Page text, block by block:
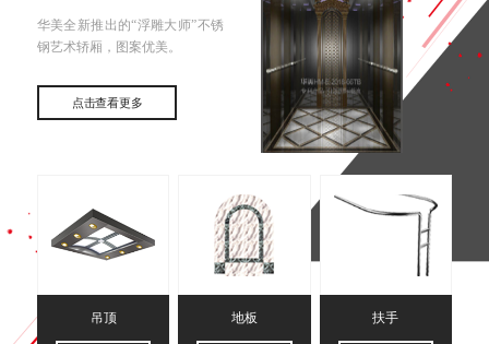
华美全新推出的“浮雕大师”不锈
钢艺术轿厢，图案优美。
点击查看更多
吊顶 地板 扶手